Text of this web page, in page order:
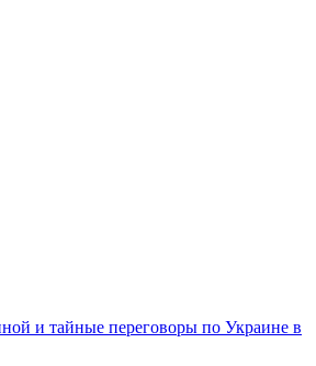
и тайные переговоры по Украине в